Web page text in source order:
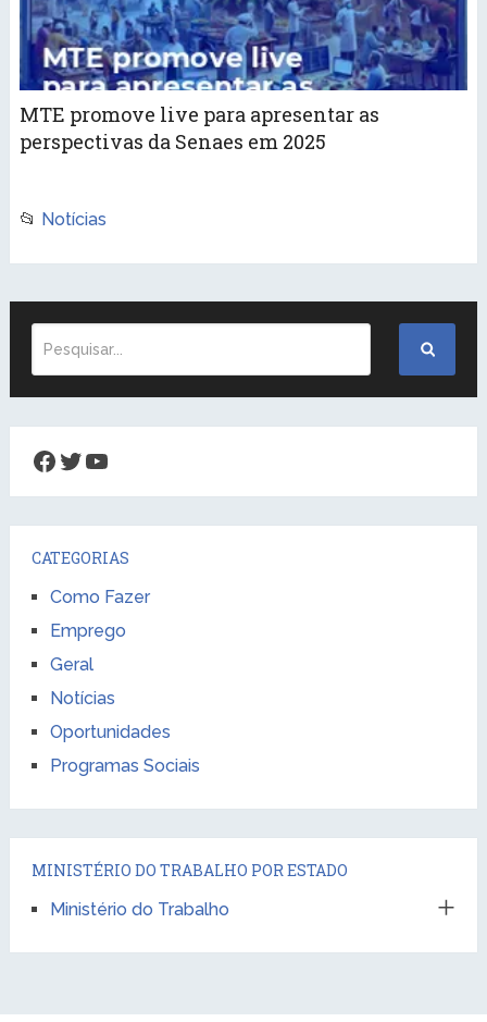
MTE promove live para apresentar as
perspectivas da Senaes em 2025
📂 Notícias
Facebook
Twitter
Youtube
CATEGORIAS
Como Fazer
Emprego
Geral
Notícias
Oportunidades
Programas Sociais
MINISTÉRIO DO TRABALHO POR ESTADO
Ministério do Trabalho